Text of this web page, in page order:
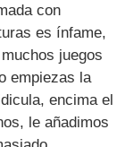
con
es ínfame,
juegos
empiezas la
encima el
le añadimos